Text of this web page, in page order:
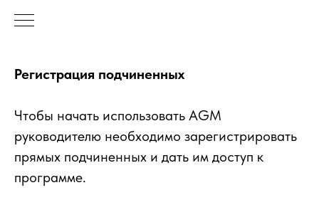
Регистрация подчиненных
Чтобы начать использовать AGM
руководителю необходимо зарегистрировать
прямых подчиненных и дать им доступ к
программе.